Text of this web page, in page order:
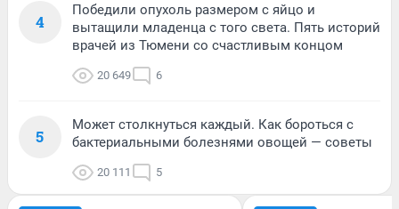
4
Победили опухоль размером с яйцо и
вытащили младенца с того света. Пять историй
врачей из Тюмени со счастливым концом
20 649 6
5
Может столкнуться каждый. Как бороться с
бактериальными болезнями овощей — советы
20 111 5